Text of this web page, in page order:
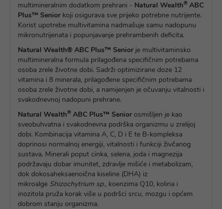
multimineralnim dodatkom prehrani - Natural Wealth® ABC
Plus™ Senior koji osigurava sve prijeko potrebne nutrijente.
Korist upotrebe multivitamina nadmašuje samu nadopunu
mikronutrijenata i popunjavanje prehrambenih deficita.
Natural Wealth® ABC Plus™ Seniorje multivitaminsko
multimineralna formula prilagođena specifičnim potrebama
osoba zrele životne dobi. Sadrži optimizirane doze 12
vitamina i 8 minerala, prilagođene specifičnim potrebama
osoba zrele životne dobi, a namijenjen je očuvanju vitalnosti i
svakodnevnoj nadopuni prehrane.
Natural Wealth® ABC Plus™ Seniorosmišljen je kao
sveobuhvatna i svakodnevna podrška organizmu u zrelijoj
dobi. Kombinacija vitamina A, C, D i E te B-kompleksa
doprinosi normalnoj energiji, vitalnosti i funkciji živčanog
sustava. Minerali poput cinka, selena, joda i magnezija
podržavaju dobar imunitet, zdravlje mišiće i metabolizam,
dok dokosaheksaenoična kiseline (DHA) iz
mikroalge Shizochytrium sp., koenzima Q10, kolina i
inozitola pruža korak više u podršci srcu, mozgu i općem
dobrom stanju organizma.